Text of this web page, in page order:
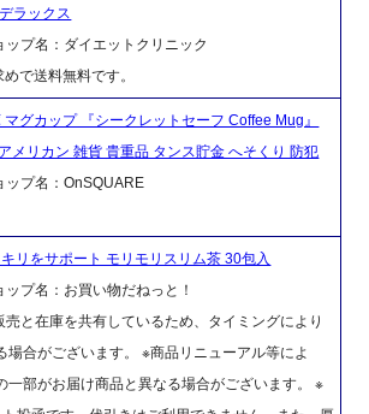
ラックス
プ名：ダイエットクリニック
で送料無料です。
グカップ 『シークレットセーフ Coffee Mug』
メリカン 雑貨 貴重品 タンス貯金 へそくり 防犯
プ名：OnSQUARE
リをサポート モリモリスリム茶 30包入
プ名：お買い物だねっと！
売と在庫を共有しているため、タイミングにより
場合がございます。 ※商品リニューアル等によ
一部がお届け商品と異なる場合がございます。 ※